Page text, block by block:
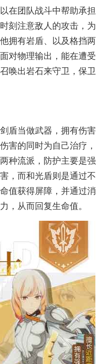
在团队战斗中帮助承担
刻注意敌人的攻击，为
拥有岩盾、以及格挡两
对物理输出，能在遭受
唤出岩石来守卫，保卫
盾当做武器，拥有伤害
害的同时为自己治疗，
种流派，防护主要是强
，而和光盾则是通过不
值获得屏障，并通过消
，从而回复生命值。